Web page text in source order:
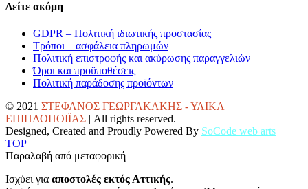
Δείτε ακόμη
GDPR – Πολιτική ιδιωτικής προστασίας
Τρόποι – ασφάλεια πληρωμών
Πολιτική επιστροφής και ακύρωσης παραγγελιών
Όροι και προϋποθέσεις
Πολιτική παράδοσης προϊόντων
© 2021 ΣΤΕΦΑΝΟΣ ΓΕΩΡΓΑΚΑΚΗΣ - ΥΛΙΚΑ
ΕΠΙΠΛΟΠΟΙΪΑΣ | All rights reserved.
Designed, Created and Proudly Powered By SoCode web arts
TOP
Παραλαβή από μεταφορική
Ισχύει για αποστολές εκτός Αττικής.